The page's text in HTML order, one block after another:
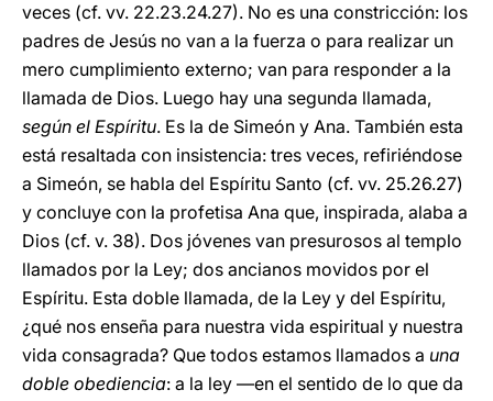
veces (cf. vv. 22.23.24.27). No es una constricción: los
padres de Jesús no van a la fuerza o para realizar un
mero cumplimiento externo; van para responder a la
llamada de Dios. Luego hay una segunda llamada,
según el Espíritu. Es la de Simeón y Ana. También esta
está resaltada con insistencia: tres veces, refiriéndose
a Simeón, se habla del Espíritu Santo (cf. vv. 25.26.27)
y concluye con la profetisa Ana que, inspirada, alaba a
Dios (cf. v. 38). Dos jóvenes van presurosos al templo
llamados por la Ley; dos ancianos movidos por el
Espíritu. Esta doble llamada, de la Ley y del Espíritu,
¿qué nos enseña para nuestra vida espiritual y nuestra
vida consagrada? Que todos estamos llamados a una
doble obediencia: a la ley —en el sentido de lo que da